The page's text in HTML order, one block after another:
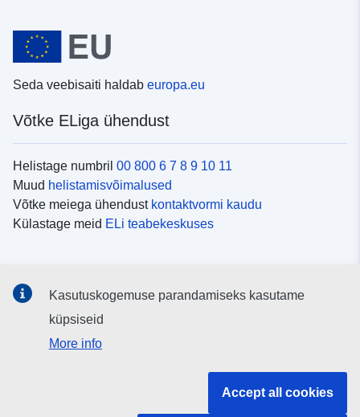
Seda veebisaiti haldab europa.eu
Võtke ELiga ühendust
Helistage numbril 00 800 6 7 8 9 10 11
Muud helistamisvõimalused
Võtke meiega ühendust kontaktvormi kaudu
Külastage meid ELi teabekeskuses
Otsige ELi teavet
ELi institutsioonid ja asutused
Kasutuskogemuse parandamiseks kasutame
küpsiseid
More info
Accept all cookies